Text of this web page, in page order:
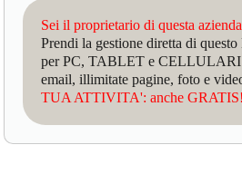
Sei il proprietario di questa
Prendi la gestione diretta di
per PC, TABLET e
email, illimitate pagine, foto e
TUA ATTIVITA': anche GRATIS!